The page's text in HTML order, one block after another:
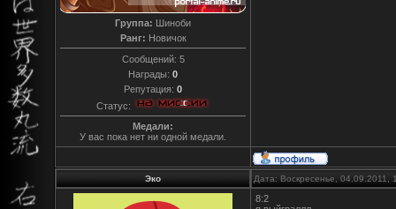
Группа: Шиноби
Ранг: Новичок
Сообщений: 5
Награды: 0
Репутация: 0
Статус:
Медали:
У вас пока нет ни одной медали.
Эко Дата: Воскресенье,
8:2